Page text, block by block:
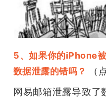
5、如果你的iPhone
数据泄露的错吗？
（
网易邮箱泄露导致了